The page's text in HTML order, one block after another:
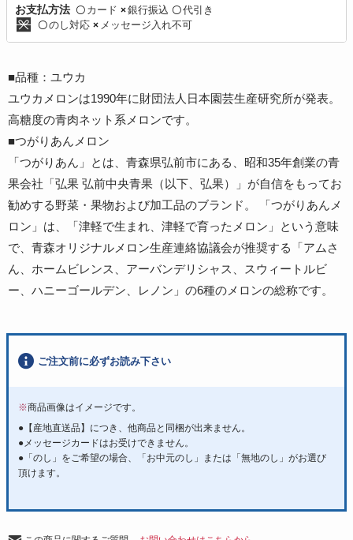
お支払方法 〇 カード ×銀行振込 〇代引き
〇のし対応 × メッセージ入れ不可
■品種：ユウカ
ユウカメロンは1990年に財団法人日本園芸生産研究所が発表。
高糖度の青肉ネット系メロンです。
■つがりあんメロン
「つがりあん」とは、青森県弘前市にある、昭和35年創業の青
果会社「弘果 弘前中央青果（以下、弘果）」が自信をもってお
勧めする野菜・果物および加工品のブランド。 「つがりあんメ
ロン」は、「津軽で生まれ、津軽で育ったメロン」という意味
で、青森オリジナルメロン生産連絡協議会が推奨する「アムさ
ん、ホームビレンス、アーバンデリシャス、スウィートルビ
ー、ハニーゴールデン、レノン」の6種のメロンの総称です。
ご注文前に必ずお読み下さい
※商品画像はイメージです。
●【産地直送品】につき、他商品と同梱が出来ません。
●メッセージカードはお受けできません。
●「のし」をご希望の場合、「お中元のし」または「無地のし」がお選び
頂けます。